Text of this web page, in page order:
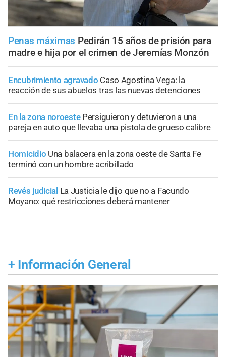
Penas máximas Pedirán 15 años de prisión para
madre e hija por el crimen de Jeremías Monzón
Encubrimiento agravado Caso Agostina Vega: la
reacción de sus abuelos tras las nuevas detenciones
En la zona noroeste Persiguieron y detuvieron a una
pareja en auto que llevaba una pistola de grueso calibre
Homicidio Una balacera en la zona oeste de Santa Fe
terminó con un hombre acribillado
Revés judicial La Justicia le dijo que no a Facundo
Moyano: qué restricciones deberá mantener
+ Información General